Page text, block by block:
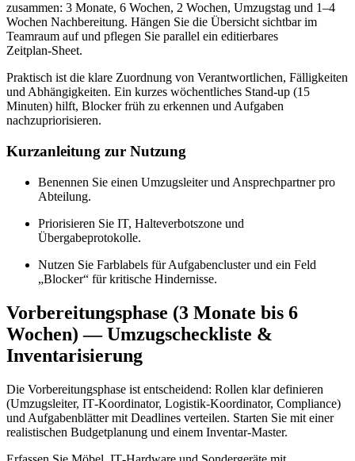
zusammen: 3 Monate, 6 Wochen, 2 Wochen, Umzugstag und 1–4
Wochen Nachbereitung. Hängen Sie die Übersicht sichtbar im
Teamraum auf und pflegen Sie parallel ein editierbares
Zeitplan‑Sheet.
Praktisch ist die klare Zuordnung von Verantwortlichen, Fälligkeiten
und Abhängigkeiten. Ein kurzes wöchentliches Stand‑up (15
Minuten) hilft, Blocker früh zu erkennen und Aufgaben
nachzupriorisieren.
Kurzanleitung zur Nutzung
Benennen Sie einen Umzugsleiter und Ansprechpartner pro
Abteilung.
Priorisieren Sie IT, Halteverbotszone und
Übergabeprotokolle.
Nutzen Sie Farblabels für Aufgabencluster und ein Feld
„Blocker“ für kritische Hindernisse.
Vorbereitungsphase (3 Monate bis 6
Wochen) — Umzugscheckliste &
Inventarisierung
Die Vorbereitungsphase ist entscheidend: Rollen klar definieren
(Umzugsleiter, IT‑Koordinator, Logistik‑Koordinator, Compliance)
und Aufgabenblätter mit Deadlines verteilen. Starten Sie mit einer
realistischen Budgetplanung und einem Inventar‑Master.